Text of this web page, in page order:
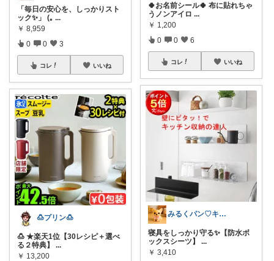
「毎日の安心を、しっかりスト
ック✨」 (｡ ...
￥ 8,959
0 0 3
コレ いいね
🍮プリン🍮
🍮 ★楽天1位【30レシピ＋選べ
る２特典】
...
￥ 13,200
🍀お名前シール🍀 布に貼れちゃ
うノンアイロ ...
￥ 1,200
0 0 6
コレ いいね
みるくパン♡キッチンルーム
寝具をしっかり守る✨【防水ボ
ックスシーツ】
...
￥ 3,410